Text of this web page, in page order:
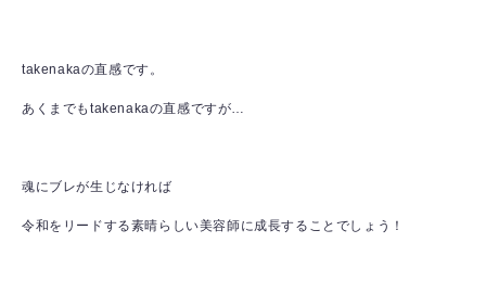
takenakaの直感です。
あくまでもtakenakaの直感ですが…
魂にブレが生じなければ
令和をリードする素晴らしい美容師に成長することでしょう！